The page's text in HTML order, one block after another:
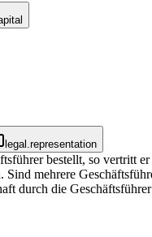
legal.representation
bestellt, so vertritt
Sind mehrere
durch die